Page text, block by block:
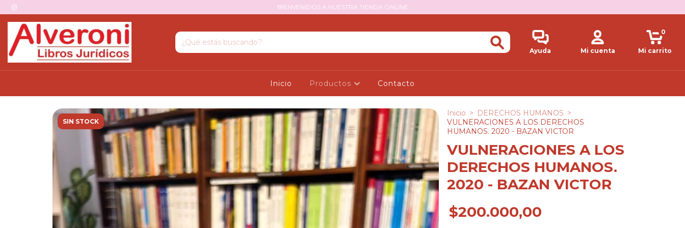
BIENVENIDOS A NUESTRA TIENDA ONLINE
Ayuda Mi cuenta Mi carrito
0
Inicio Productos Contacto
SIN STOCK
Inicio > DERECHOS HUMANOS >
VULNERACIONES A LOS DERECHOS
HUMANOS. 2020 - BAZAN VICTOR
VULNERACIONES A LOS
DERECHOS HUMANOS.
2020 - BAZAN VICTOR
$200.000,00